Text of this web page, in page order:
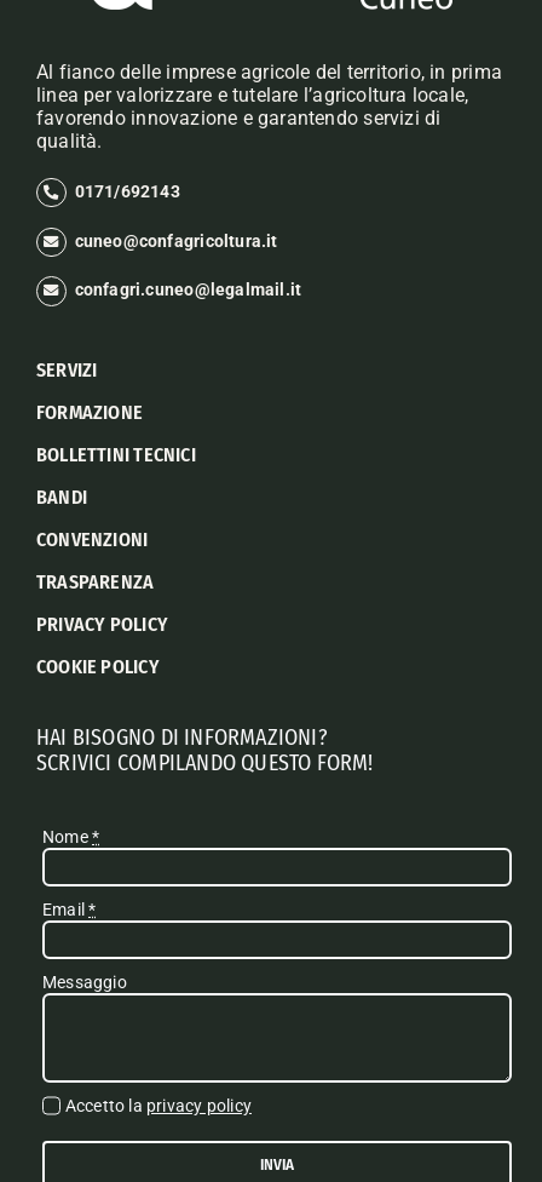
Al fianco delle imprese agricole del territorio, in prima
linea per valorizzare e tutelare l’agricoltura locale,
favorendo innovazione e garantendo servizi di
qualità.
0171/692143
cuneo@confagricoltura.it
confagri.cuneo@legalmail.it
SERVIZI
FORMAZIONE
BOLLETTINI TECNICI
BANDI
CONVENZIONI
TRASPARENZA
PRIVACY POLICY
COOKIE POLICY
HAI BISOGNO DI INFORMAZIONI?
SCRIVICI COMPILANDO QUESTO FORM!
Nome*
Email*
Messaggio
Accetto la privacy policy
INVIA